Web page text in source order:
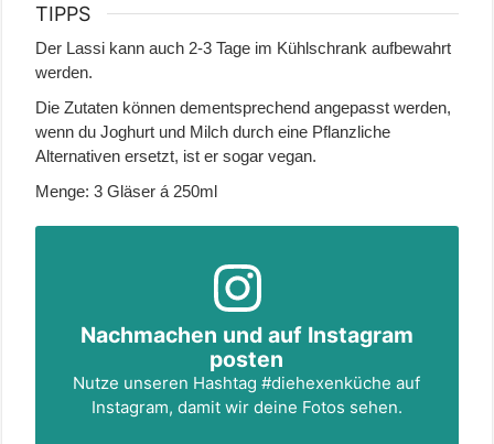
TIPPS
Der Lassi kann auch 2-3 Tage im Kühlschrank aufbewahrt
werden.
Die Zutaten können dementsprechend angepasst werden,
wenn du Joghurt und Milch durch eine Pflanzliche
Alternativen ersetzt, ist er sogar vegan.
Menge: 3 Gläser á 250ml
Nachmachen und auf Instagram
posten
Nutze unseren Hashtag#diehexenküche auf
Instagram, damit wir deine Fotos sehen.